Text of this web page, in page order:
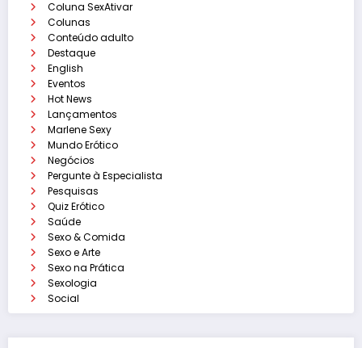
Coluna SexAtivar
Colunas
Conteúdo adulto
Destaque
English
Eventos
Hot News
Lançamentos
Marlene Sexy
Mundo Erótico
Negócios
Pergunte à Especialista
Pesquisas
Quiz Erótico
Saúde
Sexo & Comida
Sexo e Arte
Sexo na Prática
Sexologia
Social